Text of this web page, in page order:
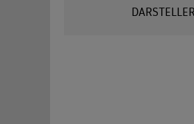
DARSTELLER